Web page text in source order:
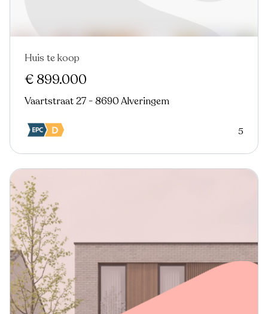
Huis te koop
€ 899.000
Vaartstraat 27 - 8690 Alveringem
5